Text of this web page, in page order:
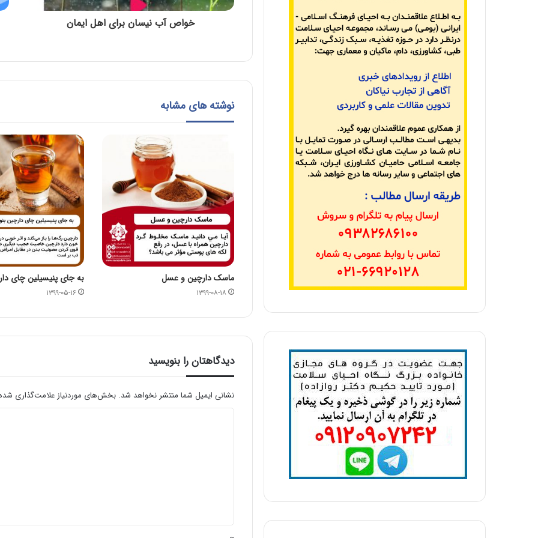
خواص آب نیسان برای اهل ایمان
نوشته های مشابه
ماسک دارچین و عسل
۱۳۹۹-۰۸-۱۸
به جای پنیسیلین چای
۱۳۹۹-۰۵-۱۶
دیدگاهتان را بنویسید
نشانی ایمیل شما منتشر نخواهد شد. بخش‌های موردنیاز علامت‌گذاری
*